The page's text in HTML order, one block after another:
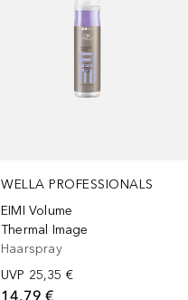
WELLA PROFESSIONALS
EIMI Volume
Thermal Image
Haarspray
UVP 25,35 €
14,79 €